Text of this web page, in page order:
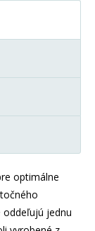
optimálne
oddeľujú jednu